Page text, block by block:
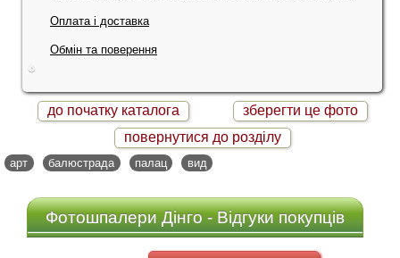
Оплата і доставка
Обмін та поверення
до початку каталога
зберегти це фото
повернутися до розділу
арт балюстрада палац вид
Фотошпалери Дінго - Відгуки покупців